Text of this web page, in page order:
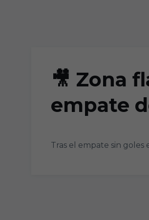
🎥 Zona
empate
Tras el empate sin goles